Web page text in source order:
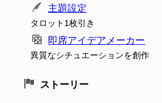
主題設定
タロット1枚引き
即席アイデアメーカー
異質なシチュエーションを創作
ストーリー